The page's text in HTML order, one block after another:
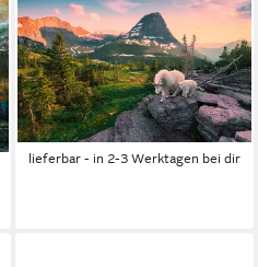
RAVENSBURGER
Puzzle Almbock mit Baby,
3000 Puzzleteile, Made in
Germany
ab 43,64 € UVP54,99 €
-21%
lieferbar - in 2-3 Werktagen bei dir